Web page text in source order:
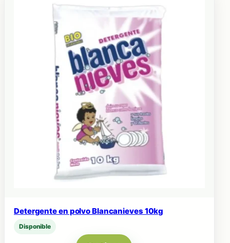
Detergente en polvo Blancanieves 10kg
Disponible